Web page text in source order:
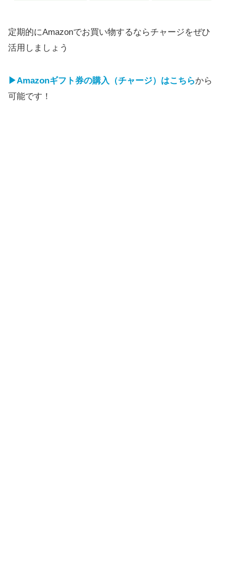
定期的にAmazonでお買い物するならチャージをぜひ
活用しましょう
▶Amazonギフト券の購入（チャージ）はこちらから
可能です！